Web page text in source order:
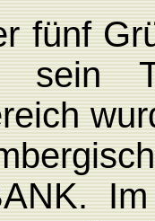
fünf
sein